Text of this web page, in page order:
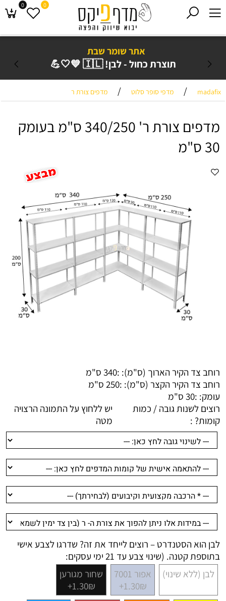
אתר שומר שבת
תוצרת כחול - לבן! 🇮🇱 💙🤍💪
0 0
madafix
/ מדפי סופר סלוט / מדפים צורת ר
מדפים צורת ר' 340/250 ס"מ בעומק
30 ס"מ
רוחב צד הקיר הארוך (ס"מ): :340 ס"מ
רוחב צד הקיר הקצר (ס"מ): :250 ס"מ
עומק: :30 ס"מ
רוצים לשנות גובה / כמות
קומות? :
יש ללחוץ על התמונה הרצויה
מטה
לבן הוא הסטנדרט – רוצים לייחד את זה? שדרגו לצבע אישי
בתוספת קטנה. (שינוי צבע עד 21 ימי עסקים:
לבן (ללא שינוי)
אפור 7001
1.30₪+
שחור מגורען
1.30₪+